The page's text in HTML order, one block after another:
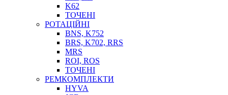
ТОСОЛ, АНТИФРИЗ
ОЛИВА-ПАЛИВО
ПОВІТРЯ-ВОДА
ДЛЯ ЗВАРЮВАННЯ
НАПІРНО-ВСМОКТУЮЧІ
K62
ТОЧЕНІ
РОТАЦІЙНІ
BNS, K752
BRS, K702, RRS
MRS
ROI, ROS
ТОЧЕНІ
РЕМКОМПЛЕКТИ
HYVA